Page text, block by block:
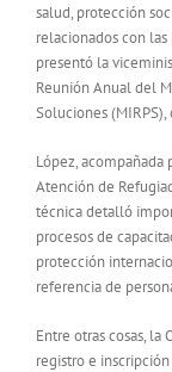
salud, protección
relacionados con
presentó la
Reunión Anual del
Soluciones
López,
Atención de
técnica detalló
procesos de
protección
referencia de
Entre otras cosas, la
registro e